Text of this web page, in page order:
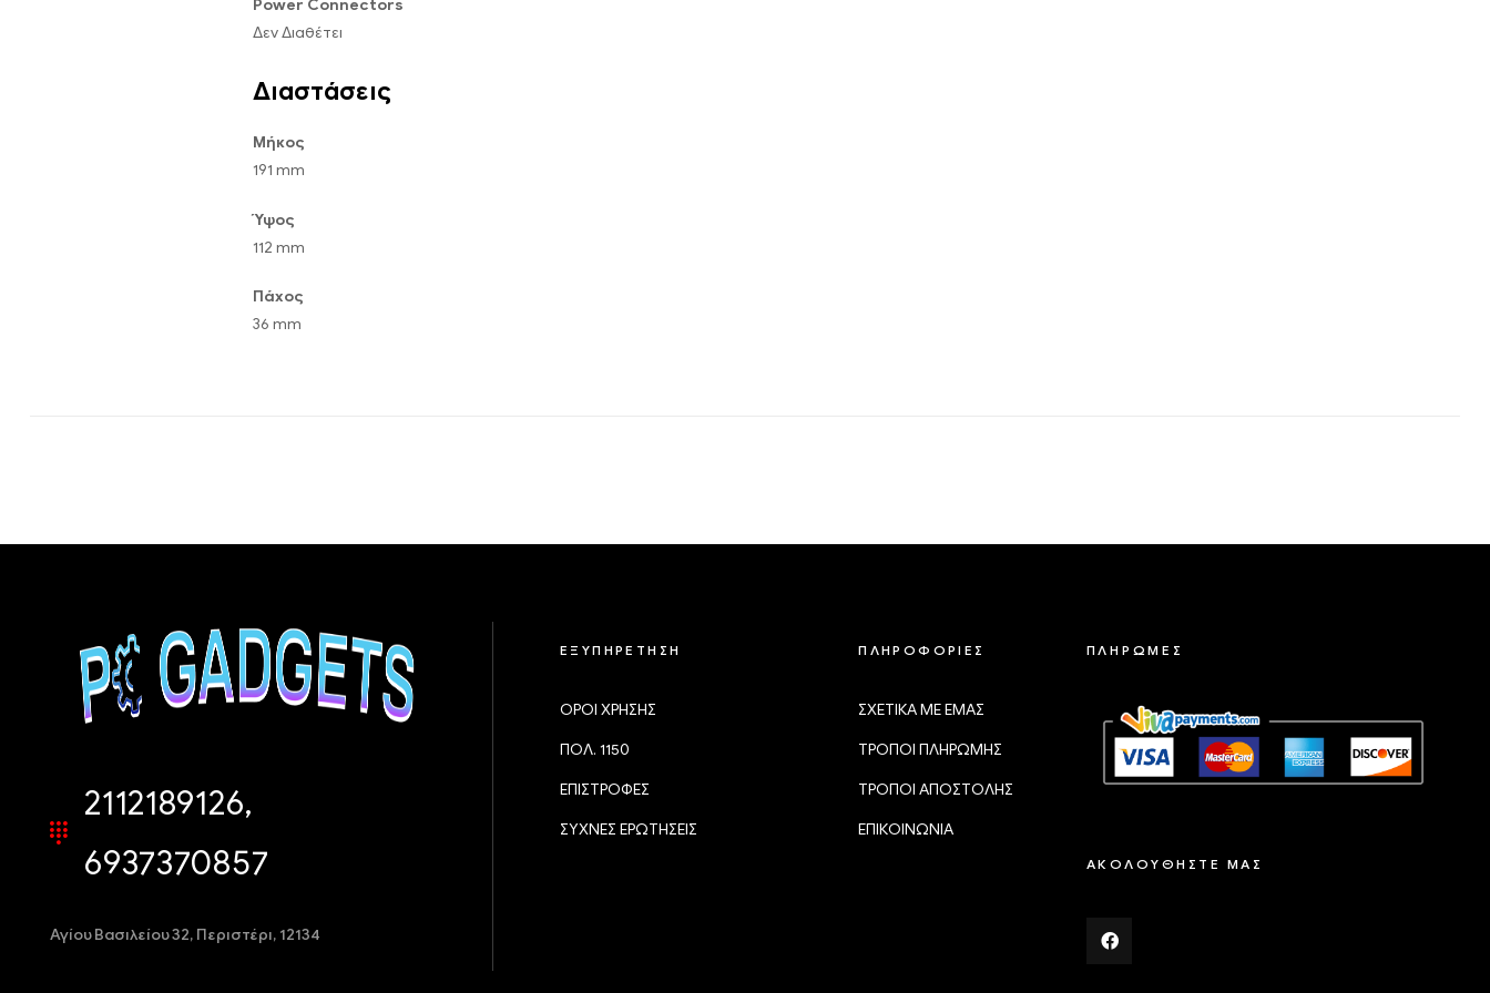
Power Connectors
Δεν Διαθέτει
Διαστάσεις
Μήκος
191 mm
Ύψος
112 mm
Πάχος
36 mm
2112189126,
6937370857
Αγίου Βασιλείου 32, Περιστέρι, 12134
ΕΞΥΠΗΡΕΤΗΣΗ
ΟΡΟΙ ΧΡΗΣΗΣ
ΠΟΛ. 1150
ΕΠΙΣΤΡΟΦΕΣ
ΣΥΧΝΕΣ ΕΡΩΤΗΣΕΙΣ
ΠΛΗΡΟΦΟΡΙΕΣ
ΣΧΕΤΙΚΑ ΜΕ ΕΜΑΣ
ΤΡΟΠΟΙ ΠΛΗΡΩΜΗΣ
ΤΡΟΠΟΙ ΑΠΟΣΤΟΛΗΣ
ΕΠΙΚΟΙΝΩΝΙΑ
ΠΛΗΡΩΜΕΣ
ΑΚΟΛΟΥΘΗΣΤΕ ΜΑΣ